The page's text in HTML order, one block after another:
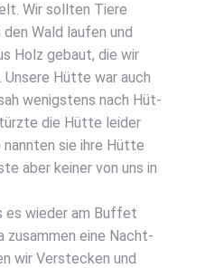
Wir soll­ten Tie­re
Wald lau­fen und
Holz gebaut, die wir
Hüt­te war auch
wenigs­tens nach Hüt­
die Hüt­te lei­der
nann­ten sie ihre Hüt­te
aber kei­ner von uns in
es wie­der am Buf­fet
zusam­men eine Nacht­
wir Ver­ste­cken und